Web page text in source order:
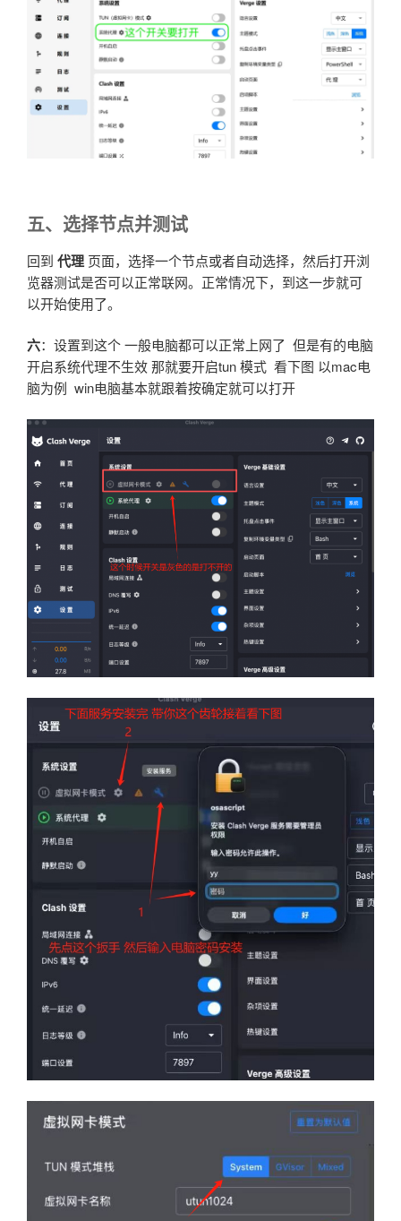
五、选择节点并测试
回到 代理 页面，选择一个节点或者自动选择，然后打开浏
览器测试是否可以正常联网。正常情况下，到这一步就可
以开始使用了。
六：设置到这个 一般电脑都可以正常上网了 但是有的电脑
开启系统代理不生效 那就要开启tun 模式 看下图 以mac电
脑为例 win电脑基本就跟着按确定就可以打开